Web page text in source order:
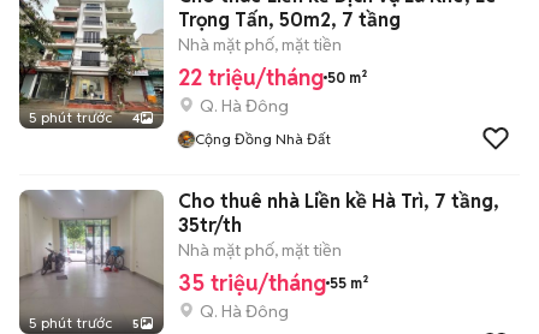
5 phút trước 4
Trọng Tấn, 50m2, 7 tầng
Nhà mặt phố, mặt tiền
22 triệu/tháng 50 m²
Q. Hà Đông
Cộng Đồng Nhà Đất
5 phút trước 5
Cho thuê nhà Liền kề Hà Trì, 7 tầng,
35tr/th
Nhà mặt phố, mặt tiền
35 triệu/tháng 55 m²
Q. Hà Đông